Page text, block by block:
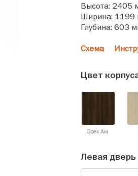
Высота: 2405
Ширина: 1199
Глубина: 603
Схема
Цвет
Орех Ам.
Левая дверь